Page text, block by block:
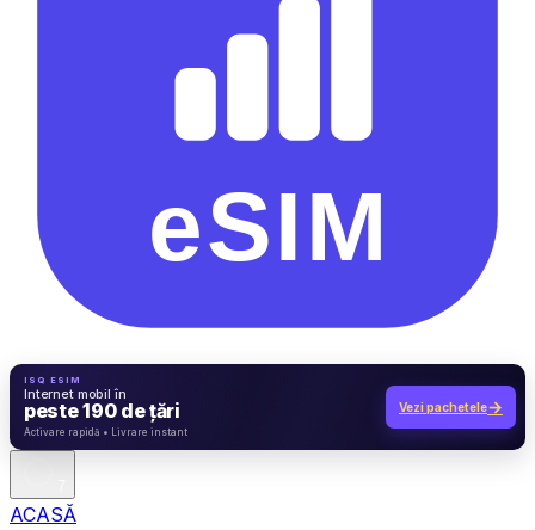
ISQ ESIM
Internet mobil în
peste 190 de țări Vezi pachetele→
ACASĂ